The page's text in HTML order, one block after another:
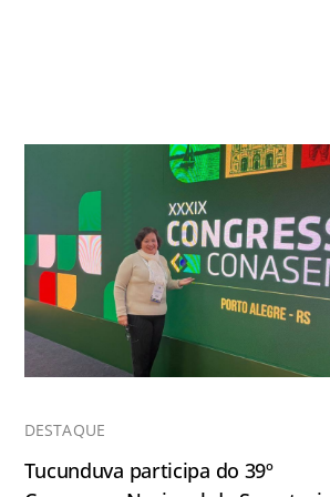
DESTAQUE
Tucunduva participa do 39º